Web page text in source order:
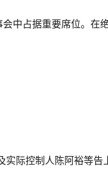
中占据重要席位。在
际控制人陈阿裕等告